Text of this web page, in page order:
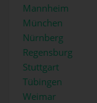
Mannheim
München
Nürnberg
Regensburg
Stuttgart
Tübingen
Weimar